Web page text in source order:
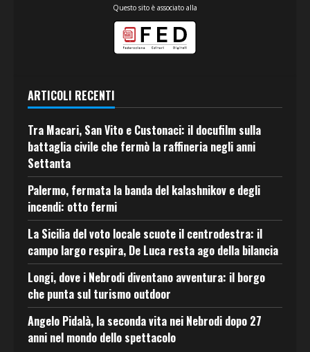
Questo sito è associato alla
ARTICOLI RECENTI
Tra Macari, San Vito e Custonaci: il docufilm sulla
battaglia civile che fermò la raffineria negli anni
Settanta
Palermo, fermata la banda del kalashnikov e degli
incendi: otto fermi
La Sicilia del voto locale scuote il centrodestra: il
campo largo respira, De Luca resta ago della bilancia
Longi, dove i Nebrodi diventano avventura: il borgo
che punta sul turismo outdoor
Angelo Pidalà, la seconda vita nei Nebrodi dopo 27
anni nel mondo dello spettacolo